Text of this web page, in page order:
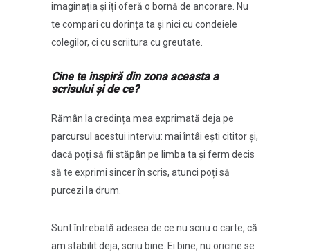
imaginația și îți oferă o bornă de ancorare. Nu
te compari cu dorința ta și nici cu condeiele
colegilor, ci cu scriitura cu greutate.
Cine te inspiră din zona aceasta a
scrisului și de ce?
Rămân la credința mea exprimată deja pe
parcursul acestui interviu: mai întâi ești cititor și,
dacă poți să fii stăpân pe limba ta și ferm decis
să te exprimi sincer în scris, atunci poți să
purcezi la drum.
Sunt întrebată adesea de ce nu scriu o carte, că
am stabilit deja, scriu bine. Ei bine, nu oricine se